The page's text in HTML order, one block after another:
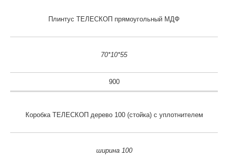
Плинтус ТЕЛЕСКОП прямоугольный МДФ
70*10*55
900
Коробка ТЕЛЕСКОП дерево 100 (стойка) с уплотнителем
ширина 100